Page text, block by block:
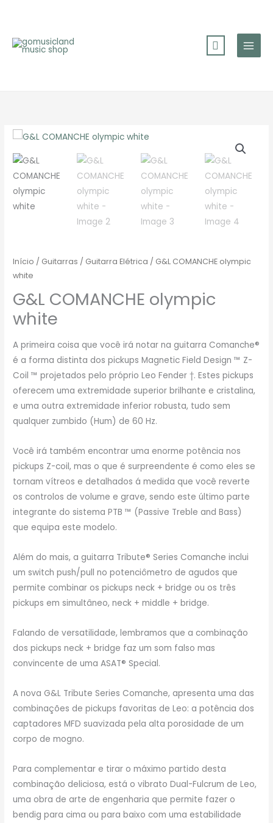
content
Início / Guitarras / Guitarra Elétrica / G&L COMANCHE olympic
white
G&L COMANCHE olympic
white
A primeira coisa que você irá notar na guitarra Comanche®
é a forma distinta dos pickups Magnetic Field Design ™ Z-
Coil ™ projetados pelo próprio Leo Fender †. Estes pickups
oferecem uma extremidade superior brilhante e cristalina,
e uma outra extremidade inferior robusta, tudo sem
qualquer zumbido (Hum) de 60 Hz.
Você irá também encontrar uma enorme potência nos
pickups Z-coil, mas o que é surpreendente é como eles se
tornam vítreos e detalhados á medida que você reverte
os controlos de volume e grave, sendo este último parte
integrante do sistema PTB ™ (Passive Treble and Bass)
que equipa este modelo.
Além do mais, a guitarra Tribute® Series Comanche inclui
um switch push/pull no potenciômetro de agudos que
permite combinar os pickups neck + bridge ou os três
pickups em simultâneo, neck + middle + bridge.
Falando de versatilidade, lembramos que a combinação
dos pickups neck + bridge faz um som falso mas
convincente de uma ASAT® Special.
A nova G&L Tribute Series Comanche, apresenta uma das
combinações de pickups favoritas de Leo: a potência dos
captadores MFD suavizada pela alta porosidade de um
corpo de mogno.
Para complementar e tirar o máximo partido desta
combinação deliciosa, está o vibrato Dual-Fulcrum de Leo,
uma obra de arte de engenharia que permite fazer o
bendig para cima ou para baixo com uma estabilidade